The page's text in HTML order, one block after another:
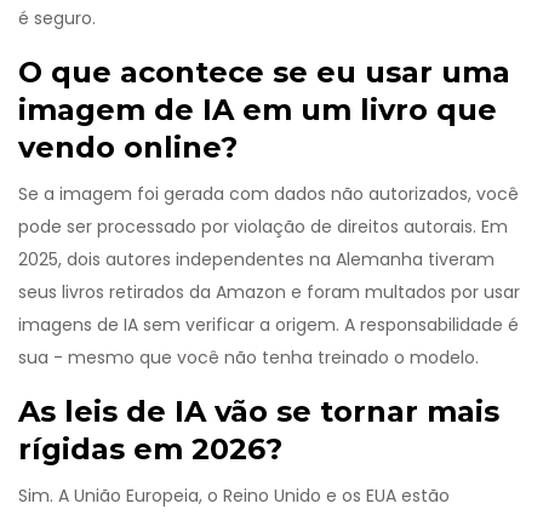
é seguro.
O que acontece se eu usar uma
imagem de IA em um livro que
vendo online?
Se a imagem foi gerada com dados não autorizados, você
pode ser processado por violação de direitos autorais. Em
2025, dois autores independentes na Alemanha tiveram
seus livros retirados da Amazon e foram multados por usar
imagens de IA sem verificar a origem. A responsabilidade é
sua - mesmo que você não tenha treinado o modelo.
As leis de IA vão se tornar mais
rígidas em 2026?
Sim. A União Europeia, o Reino Unido e os EUA estão